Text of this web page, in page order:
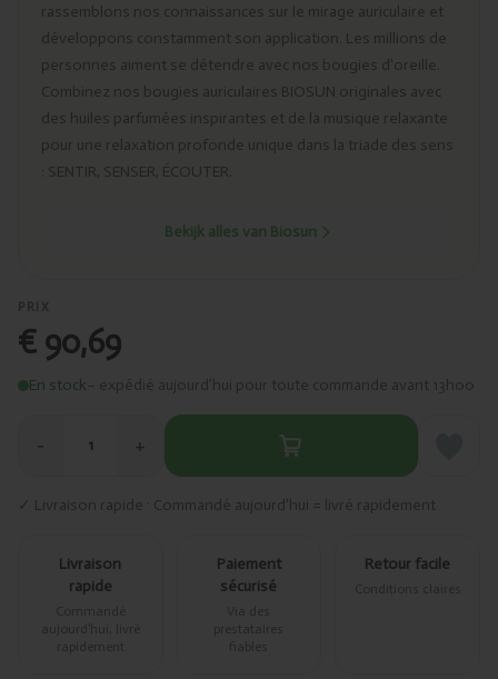
rassemblons nos connaissances sur le mirage auriculaire et
développons constamment son application. Les millions de
personnes aiment se détendre avec nos bougies d'oreille.
Combinez nos bougies auriculaires BIOSUN originales avec
des huiles parfumées inspirantes et de la musique relaxante
pour une relaxation profonde unique dans la triade des sens
: SENTIR, SENSER, ÉCOUTER.
Bekijk alles van Biosun
PRIX
€ 90,69
En stock– expédié aujourd’hui pour toute commande avant 13h00
− 1 +
✓ Livraison rapide · Commandé aujourd’hui = livré rapidement
Livraison
rapide
Commandé
aujourd’hui, livré
rapidement
Paiement
sécurisé
Via des
prestataires
Retour facile
Conditions claires